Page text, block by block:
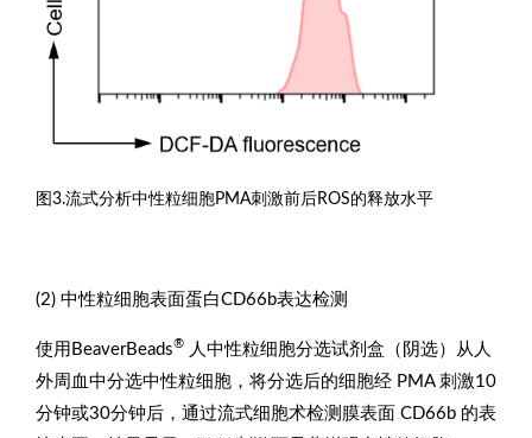
图3.流式分析中性粒细胞PMA刺激前后ROS的释放水平
(2) 中性粒细胞表面蛋白CD66b表达检测
使用BeaverBeads®
人中性粒细胞分选试剂盒（阴选）从人
外周血中分选中性粒细胞，将分选后的细胞经 PMA 刺激10
分钟或30分钟后，通过流式细胞术检测膜表面 CD66b 的表